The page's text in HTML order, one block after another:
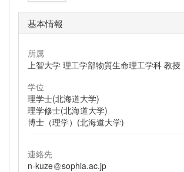
基本情報
所属
上智大学 理工学部物質生命理工学科 教授
学位
理学士(北海道大学)
理学修士(北海道大学)
博士（理学）(北海道大学)
連絡先
n-kuze
sophia.ac.jp